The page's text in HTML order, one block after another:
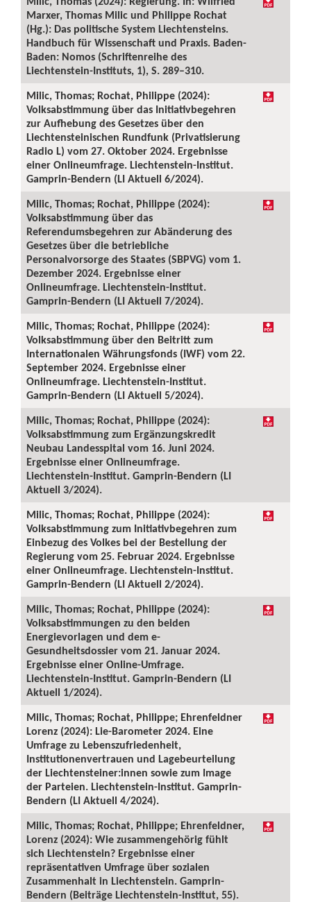
Marxer, Thomas Milic und Philippe Rochat
(Hg.): Das politische System Liechtensteins.
Handbuch für Wissenschaft und Praxis. Baden-
Baden: Nomos (Schriftenreihe des
Liechtenstein-Instituts, 1), S. 289–310.
Milic, Thomas; Rochat, Philippe (2024):
Volksabstimmung über das Initiativbegehren
zur Aufhebung des Gesetzes über den
Liechtensteinischen Rundfunk (Privatisierung
Radio L) vom 27. Oktober 2024. Ergebnisse
einer Onlineumfrage. Liechtenstein-Institut.
Gamprin-Bendern (LI Aktuell 6/2024).
Milic, Thomas; Rochat, Philippe (2024):
Volksabstimmung über das
Referendumsbegehren zur Abänderung des
Gesetzes über die betriebliche
Personalvorsorge des Staates (SBPVG) vom 1.
Dezember 2024. Ergebnisse einer
Onlineumfrage. Liechtenstein-Institut.
Gamprin-Bendern (LI Aktuell 7/2024).
Milic, Thomas; Rochat, Philippe (2024):
Volksabstimmung über den Beitritt zum
Internationalen Währungsfonds (IWF) vom 22.
September 2024. Ergebnisse einer
Onlineumfrage. Liechtenstein-Institut.
Gamprin-Bendern (LI Aktuell 5/2024).
Milic, Thomas; Rochat, Philippe (2024):
Volksabstimmung zum Ergänzungskredit
Neubau Landesspital vom 16. Juni 2024.
Ergebnisse einer Onlineumfrage.
Liechtenstein-Institut. Gamprin-Bendern (LI
Aktuell 3/2024).
Milic, Thomas; Rochat, Philippe (2024):
Volksabstimmung zum Initiativbegehren zum
Einbezug des Volkes bei der Bestellung der
Regierung vom 25. Februar 2024. Ergebnisse
einer Onlineumfrage. Liechtenstein-Institut.
Gamprin-Bendern (LI Aktuell 2/2024).
Milic, Thomas; Rochat, Philippe (2024):
Volksabstimmungen zu den beiden
Energievorlagen und dem e-
Gesundheitsdossier vom 21. Januar 2024.
Ergebnisse einer Online-Umfrage.
Liechtenstein-Institut. Gamprin-Bendern (LI
Aktuell 1/2024).
Milic, Thomas; Rochat, Philippe; Ehrenfeldner
Lorenz (2024): Lie-Barometer 2024. Eine
Umfrage zu Lebenszufriedenheit,
Institutionenvertrauen und Lagebeurteilung
der Liechtensteiner:innen sowie zum Image
der Parteien. Liechtenstein-Institut. Gamprin-
Bendern (LI Aktuell 4/2024).
Milic, Thomas; Rochat, Philippe; Ehrenfeldner,
Lorenz (2024): Wie zusammengehörig fühlt
sich Liechtenstein? Ergebnisse einer
repräsentativen Umfrage über sozialen
Zusammenhalt in Liechtenstein. Gamprin-
Bendern (Beiträge Liechtenstein-Institut, 55).